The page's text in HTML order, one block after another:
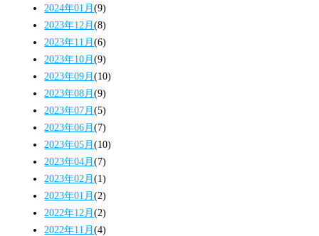
2024年01月(9)
2023年12月(8)
2023年11月(6)
2023年10月(9)
2023年09月(10)
2023年08月(9)
2023年07月(5)
2023年06月(7)
2023年05月(10)
2023年04月(7)
2023年02月(1)
2023年01月(2)
2022年12月(2)
2022年11月(4)